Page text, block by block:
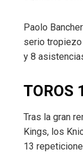
Paolo
serio tropiezo
y 8
TOROS
Tras la gran
Kings, los
13